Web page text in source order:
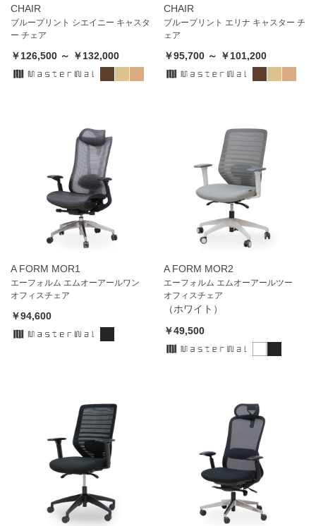
CHAIR
ブループリント シエイニー キャスタ
ー チェア
￥126,500 ～ ￥132,000
CHAIR
ブループリント エリナ キャスター チ
ェア
￥95,700 ～ ￥101,200
A FORM MOR1
エーフォルム エムオーアールワン
オフィスチェア
￥94,600
A FORM MOR2
エーフォルム エムオーアールツー
オフィスチェア
（ホワイト）
￥49,500